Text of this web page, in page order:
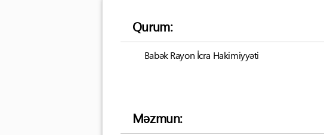
Qurum:
Babək Rayon İcra Hakimiyyəti
Məzmun: